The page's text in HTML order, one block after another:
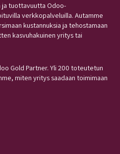
ja tuottavuutta Odoo-
verkkopalveluilla. Autamme
kustannuksia ja tehostamaan
kasvuhakuinen yritys tai
Gold Partner. Yli 200 toteutetun
miten yritys saadaan toimimaan